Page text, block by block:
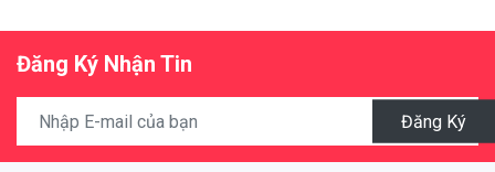
Đăng Ký Nhận Tin
Đăng Ký